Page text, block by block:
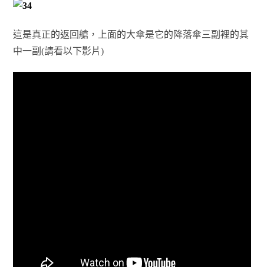
這是真正的返回艙，上面的大傘是它的降落傘三副裡的其
中一副(請看以下影片)